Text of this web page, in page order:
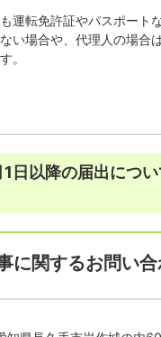
運転免許証やパスポート
い場合や、代理人の場合
。
以降の届出につ
に関するお問い